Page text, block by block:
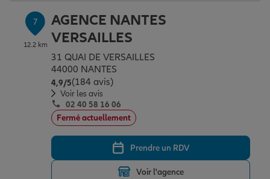
7
12.2 km
AGENCE NANTES
VERSAILLES
31 QUAI DE VERSAILLES
44000 NANTES
4,9/5Note de 4.9 sur 5
(184 avis)
Voir les avis
02 40 58 16 06
Fermé actuellement
Prendre un RDV
Voir l'agence